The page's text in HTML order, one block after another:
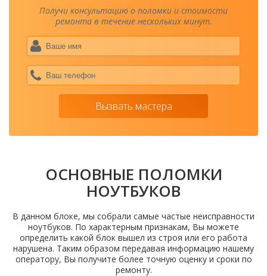
Получи консультацию о поломки и стоимости
ремонта в течение нескольких минут.
Вызвать мастера
ОСНОВНЫЕ ПОЛОМКИ
НОУТБУКОВ
В данном блоке, мы собрали самые частые неисправности
ноутбуков. По характерным признакам, Вы можете
определить какой блок вышел из строя или его работа
нарушена. Таким образом передавая информацию нашему
оператору, Вы получите более точную оценку и сроки по
ремонту.